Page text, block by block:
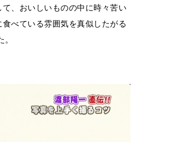
、おいしいものの中に時々苦い
べている雰囲気を真似したがる